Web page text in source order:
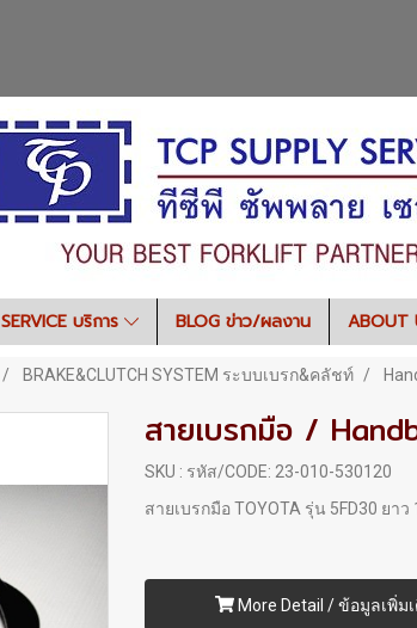
SERVICE บริการ BLOG ข่าว/ผลงาน ABOUT
BRAKE&CLUTCH SYSTEM ระบบเบรก&คลัชท์
สายเบรกมือ /
SKU : รหัส/CODE: 23-010-530120
สายเบรกมือ TOYOTA รุ่น 5FD30 ยาว
More Detail / ข้อมูลเพิ่ม